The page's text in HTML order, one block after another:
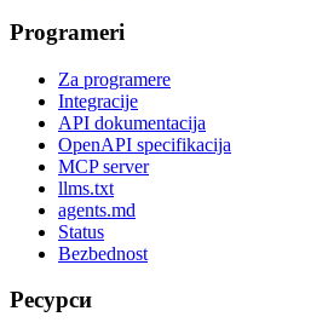
Programeri
Za programere
Integracije
API dokumentacija
OpenAPI specifikacija
MCP server
llms.txt
agents.md
Status
Bezbednost
Ресурси